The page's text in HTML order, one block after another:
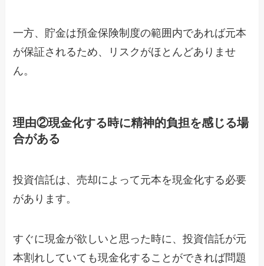
一方、貯金は預金保険制度の範囲内であれば元本
が保証されるため、リスクがほとんどありませ
ん。
理由②現金化する時に精神的負担を感じる場
合がある
投資信託は、売却によって元本を現金化する必要
があります。
すぐに現金が欲しいと思った時に、投資信託が元
本割れしていても現金化することができれば問題